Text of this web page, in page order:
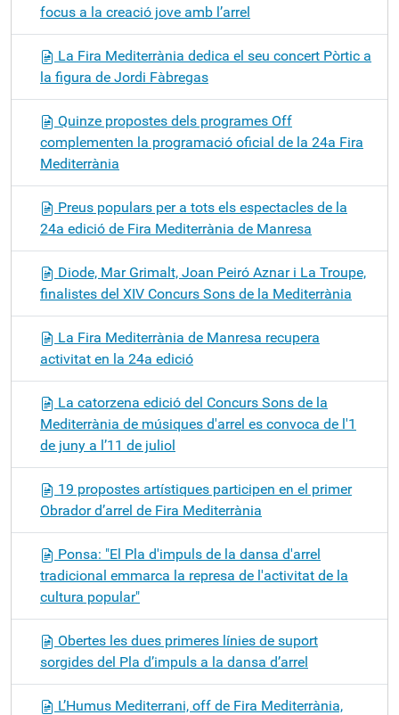
focus a la creació jove amb l’arrel
La Fira Mediterrània dedica el seu concert Pòrtic a
la figura de Jordi Fàbregas
Quinze propostes dels programes Off
complementen la programació oficial de la 24a Fira
Mediterrània
Preus populars per a tots els espectacles de la
24a edició de Fira Mediterrània de Manresa
Diode, Mar Grimalt, Joan Peiró Aznar i La Troupe,
finalistes del XIV Concurs Sons de la Mediterrània
La Fira Mediterrània de Manresa recupera
activitat en la 24a edició
La catorzena edició del Concurs Sons de la
Mediterrània de músiques d'arrel es convoca de l'1
de juny a l’11 de juliol
19 propostes artístiques participen en el primer
Obrador d’arrel de Fira Mediterrània
Ponsa: "El Pla d'impuls de la dansa d'arrel
tradicional emmarca la represa de l'activitat de la
cultura popular"
Obertes les dues primeres línies de suport
sorgides del Pla d’impuls a la dansa d’arrel
L’Humus Mediterrani, off de Fira Mediterrània,